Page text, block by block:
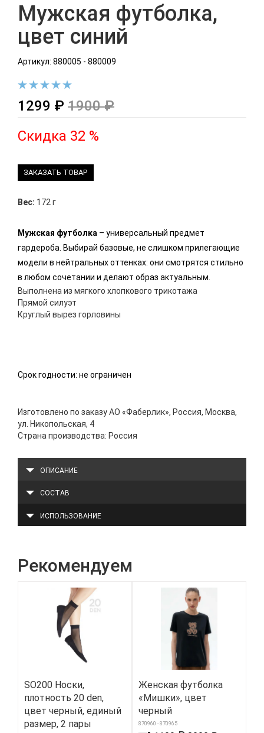
Мужская футболка,
цвет синий
Артикул: 880005 - 880009
1299 ₽ 1900 ₽
Скидка 32 %
ЗАКАЗАТЬ ТОВАР
Вес: 172 г
Мужская футболка – универсальный предмет
гардероба. Выбирай базовые, не слишком прилегающие
модели в нейтральных оттенках: они смотрятся стильно
в любом сочетании и делают образ актуальным.
Выполнена из мягкого хлопкового трикотажа
Прямой силуэт
Круглый вырез горловины
Срок годности: не ограничен
Изготовлено по заказу АО «Фаберлик», Россия, Москва,
ул. Никопольская, 4
Страна производства: Россия
ОПИСАНИЕ
СОСТАВ
ИСПОЛЬЗОВАНИЕ
Рекомендуем
SO200 Носки,
плотность 20 den,
цвет черный, единый
размер, 2 пары
Женская футболка
«Мишки», цвет
черный
870960 - 870965